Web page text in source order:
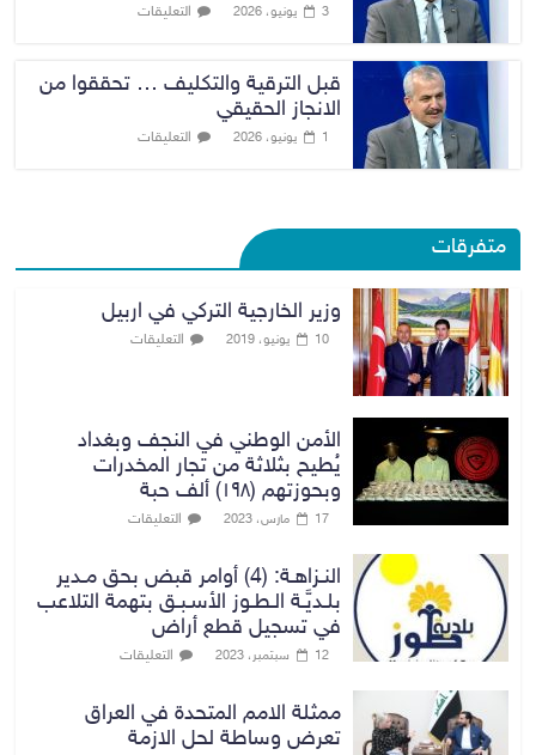
3 يونيو، 2026 التعليقات
قبل الترقية والتكليف … تحققوا من
الانجاز الحقيقي
1 يونيو، 2026 التعليقات
متفرقات
وزير الخارجية التركي في اربيل
10 يونيو، 2019 التعليقات
الأمن الوطني في النجف وبغداد
يُطيح بثلاثة من تجار المخدرات
وبحوزتهم (١٩٨) ألف حبة
17 مارس، 2023 التعليقات
النـزاهـة: (4) أوامر قبض بحق مـدير
بلـديَّـة الـطـوز الأسـبـق بتهمة التلاعب
في تسجيل قطع أراض
12 سبتمبر، 2023 التعليقات
ممثلة الامم المتحدة في العراق
تعرض وساطة لحل الازمة